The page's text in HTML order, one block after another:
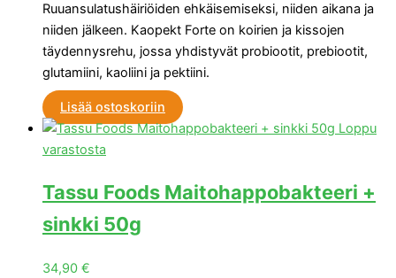
Ruuansulatushäiriöiden ehkäisemiseksi, niiden aikana ja
niiden jälkeen. Kaopekt Forte on koirien ja kissojen
täydennysrehu, jossa yhdistyvät probiootit, prebiootit,
glutamiini, kaoliini ja pektiini.
Lisää ostoskoriin
Loppu
varastosta
Tassu Foods Maitohappobakteeri +
sinkki 50g
34,90 €